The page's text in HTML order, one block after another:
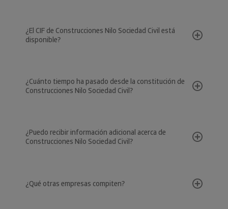
¿El CIF de Construcciones Nilo Sociedad Civil está
disponible?
¿Cuánto tiempo ha pasado desde la constitución de
Construcciones Nilo Sociedad Civil?
¿Puedo recibir información adicional acerca de
Construcciones Nilo Sociedad Civil?
¿Qué otras empresas compiten?